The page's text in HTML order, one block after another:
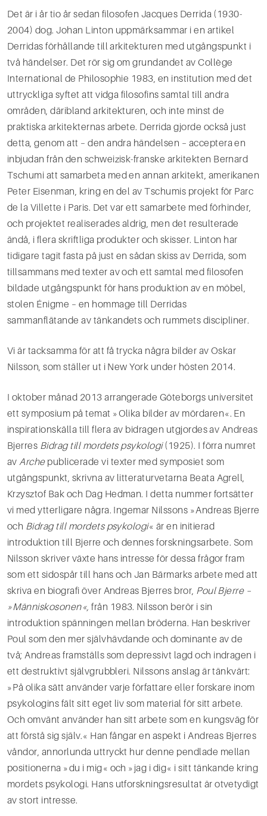
Det är i år tio år sedan filosofen Jacques Derrida (1930-
2004) dog. Johan Linton uppmärksammar i en artikel
Derridas förhållande till arkitekturen med utgångspunkt i
två händelser. Det rör sig om grundandet av Collège
International de Philosophie 1983, en institution med det
uttryckliga syftet att vidga filosofins samtal till andra
områden, däribland arkitekturen, och inte minst de
praktiska arkitekternas arbete. Derrida gjorde också just
detta, genom att – den andra händelsen – acceptera en
inbjudan från den schweizisk-franske arkitekten Bernard
Tschumi att samarbeta med en annan arkitekt, amerikanen
Peter Eisenman, kring en del av Tschumis projekt för Parc
de la Villette i Paris. Det var ett samarbete med förhinder,
och projektet realiserades aldrig, men det resulterade
ändå, i flera skriftliga produkter och skisser. Linton har
tidigare tagit fasta på just en sådan skiss av Derrida, som
tillsammans med texter av och ett samtal med filosofen
bildade utgångspunkt för hans produktion av en möbel,
stolen Énigme – en hommage till Derridas
sammanflätande av tänkandets och rummets discipliner.
Vi är tacksamma för att få trycka några bilder av Oskar
Nilsson, som ställer ut i New York under hösten 2014.
I oktober månad 2013 arrangerade Göteborgs universitet
ett symposium på temat »Olika bilder av mördaren«. En
inspirationskälla till flera av bidragen utgjordes av Andreas
Bjerres Bidrag till mordets psykologi(1925). I förra numret
av Arche publicerade vi texter med symposiet som
utgångspunkt, skrivna av litteraturvetarna Beata Agrell,
Krzysztof Bak och Dag Hedman. I detta nummer fortsätter
vi med ytterligare några. Ingemar Nilssons »Andreas Bjerre
och Bidrag till mordets psykologi« är en initierad
introduktion till Bjerre och dennes forskningsarbete. Som
Nilsson skriver växte hans intresse för dessa frågor fram
som ett sidospår till hans och Jan Bärmarks arbete med att
skriva en biografi över Andreas Bjerres bror, Poul Bjerre –
»Människosonen«,från 1983. Nilsson berör i sin
introduktion spänningen mellan bröderna. Han beskriver
Poul som den mer självhävdande och dominante av de
två; Andreas framställs som depressivt lagd och indragen i
ett destruktivt självgrubbleri. Nilssons anslag är tänkvärt:
»På olika sätt använder varje författare eller forskare inom
psykologins fält sitt eget liv som material för sitt arbete.
Och omvänt använder han sitt arbete som en kungsväg för
att förstå sig själv.« Han fångar en aspekt i Andreas Bjerres
våndor, annorlunda uttryckt hur denne pendlade mellan
positionerna »du i mig« och »jag i dig« i sitt tänkande kring
mordets psykologi. Hans utforskningsresultat är otvetydigt
av stort intresse.